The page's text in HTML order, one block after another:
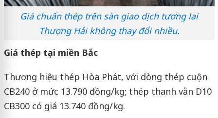
Giá chuẩn thép trên sàn giao dịch tương lai
Thượng Hải không thay đổi nhiều.
Giá thép tại miền Bắc
Thương hiệu thép Hòa Phát, với dòng thép cuộn
CB240 ở mức 13.790 đồng/kg; thép thanh vằn D10
CB300 có giá 13.740 đồng/kg.